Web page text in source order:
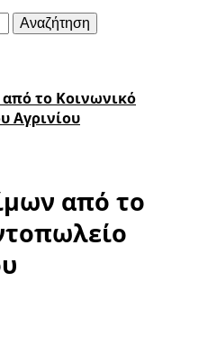
το Κοινωνικό
Αγρινίου
από το